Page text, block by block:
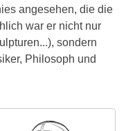
angesehen, die die
war er nicht nur
sondern
Philosoph und